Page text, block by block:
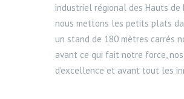
industriel régional des Hauts de
nous mettons les petits plats
un stand de 180 mètres carrés
avant ce qui fait notre force,
d’excellence et avant tout les